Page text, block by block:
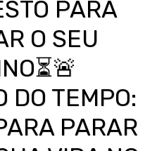
PARA
O SEU
DO TEMPO:
PARAR